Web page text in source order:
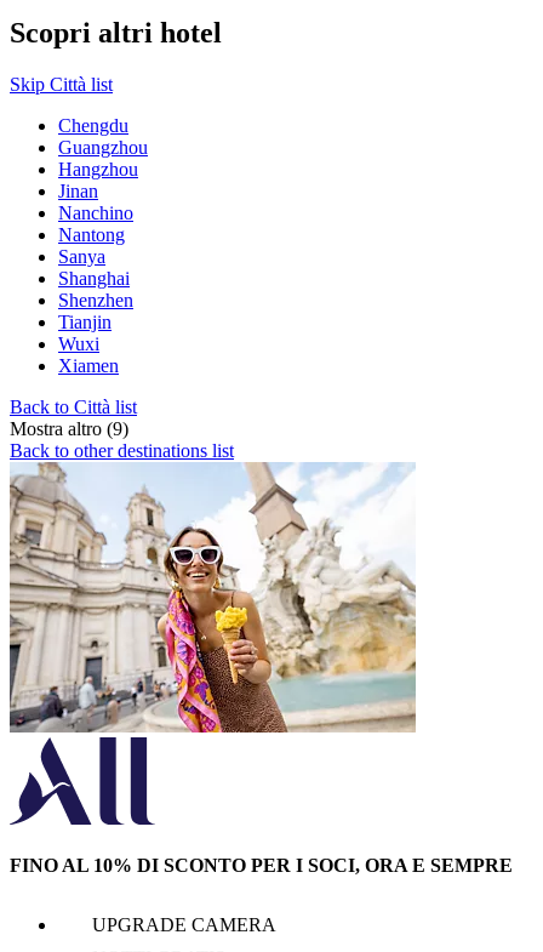
Scopri altri hotel
Skip Città list
Chengdu
Guangzhou
Hangzhou
Jinan
Nanchino
Nantong
Sanya
Shanghai
Shenzhen
Tianjin
Wuxi
Xiamen
Back to Città list
Mostra altro (9)
Back to other destinations list
FINO AL 10% DI SCONTO PER I SOCI, ORA E SEMPRE
UPGRADE CAMERA